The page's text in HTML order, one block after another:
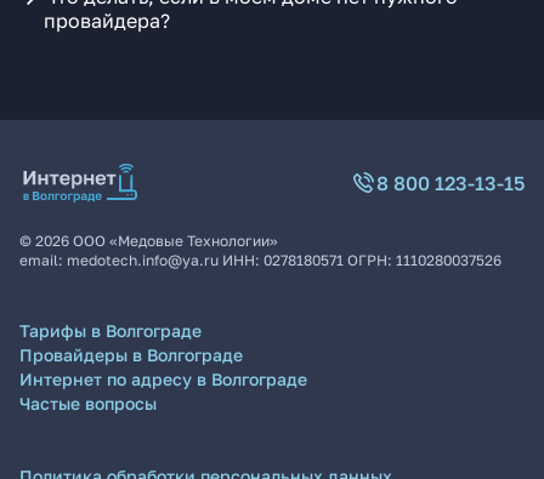
провайдера?
8 800 123-13-15
© 2026 ООО «Медовые Технологии»
email: medotech.info@ya.ru ИНН: 0278180571 ОГРН: 1110280037526
Тарифы в Волгограде
Провайдеры в Волгограде
Интернет по адресу в Волгограде
Частые вопросы